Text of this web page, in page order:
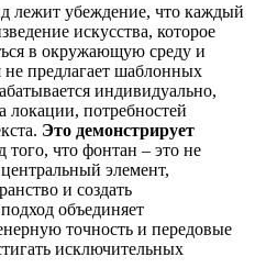
лежит убеждение, что каждый
искусства, которое
в окружающую среду и
предлагает шаблонных
индивидуально,
локации, потребностей
Это демонстрирует
что фонтан – это не
элемент,
и создать
объединяет
точность и передовые
исключительных